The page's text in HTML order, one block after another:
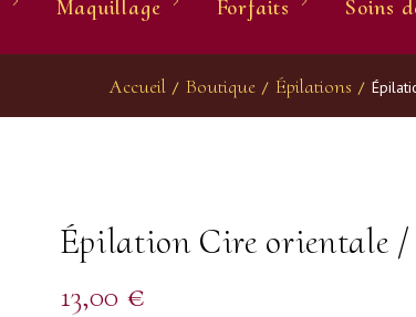
Maquillage Forfaits Soins
Accueil / Boutique / Épilations /
Épilation Cire orientale /
13,00 €